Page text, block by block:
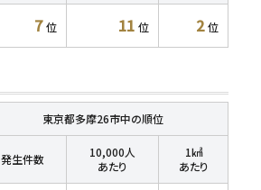
7位 11 位 2位
東京都多摩26市中の順位
発生件数
10,000人
あたり
1㎢
あたり